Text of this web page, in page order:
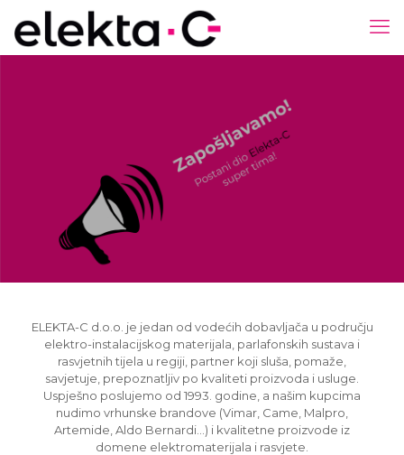
ELEKTA-C d.o.o. je jedan od vodećih dobavljača u području
elektro-instalacijskog materijala, parlafonskih sustava i
rasvjetnih tijela u regiji, partner koji sluša, pomaže,
savjetuje, prepoznatljiv po kvaliteti proizvoda i usluge.
Uspješno poslujemo od 1993. godine, a našim kupcima
nudimo vrhunske brandove (Vimar, Came, Malpro,
Artemide, Aldo Bernardi…) i kvalitetne proizvode iz
domene elektromaterijala i rasvjete.